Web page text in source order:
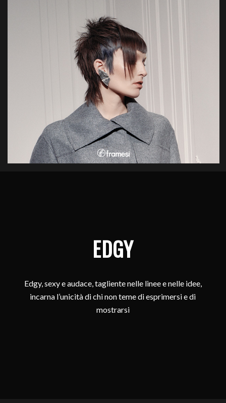
EDGY
Edgy, sexy e audace, tagliente nelle linee e nelle idee,
incarna l’unicità di chi non teme di esprimersi e di
mostrarsi